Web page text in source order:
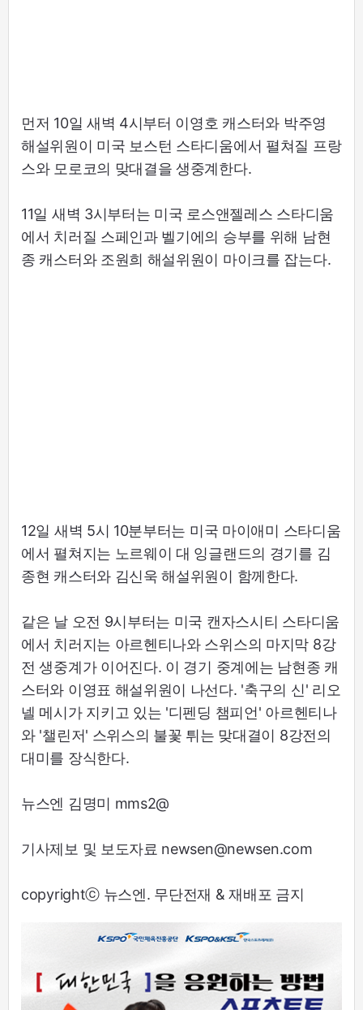
먼저 10일 새벽 4시부터 이영호 캐스터와 박주영
해설위원이 미국 보스턴 스타디움에서 펼쳐질 프랑
스와 모로코의 맞대결을 생중계한다.
11일 새벽 3시부터는 미국 로스앤젤레스 스타디움
에서 치러질 스페인과 벨기에의 승부를 위해 남현
종 캐스터와 조원희 해설위원이 마이크를 잡는다.
12일 새벽 5시 10분부터는 미국 마이애미 스타디움
에서 펼쳐지는 노르웨이 대 잉글랜드의 경기를 김
종현 캐스터와 김신욱 해설위원이 함께한다.
같은 날 오전 9시부터는 미국 캔자스시티 스타디움
에서 치러지는 아르헨티나와 스위스의 마지막 8강
전 생중계가 이어진다. 이 경기 중계에는 남현종 캐
스터와 이영표 해설위원이 나선다. '축구의 신' 리오
넬 메시가 지키고 있는 '디펜딩 챔피언' 아르헨티나
와 '챌린저' 스위스의 불꽃 튀는 맞대결이 8강전의
대미를 장식한다.
뉴스엔 김명미 mms2@
기사제보 및 보도자료 newsen@newsen.com
copyrightⓒ 뉴스엔. 무단전재 & 재배포 금지